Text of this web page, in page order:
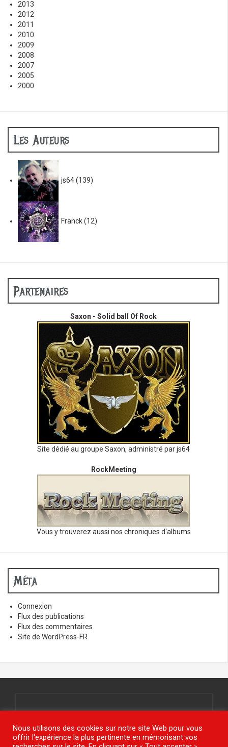
2013
2012
2011
2010
2009
2008
2007
2005
2000
Les Auteurs
js64(139)
Franck(12)
Partenaires
Saxon - Solid ball Of Rock
Site dédié au groupe Saxon, administré par js64
RockMeeting
Vous y trouverez aussi nos chroniques d'albums
Méta
Connexion
Flux des publications
Flux des commentaires
Site de WordPress-FR
© www.jy-étais.com 2021
Nous utilisons des cookies sur notre site Web pour vous
offrir l'expérience la plus pertinente en mémorisant vos